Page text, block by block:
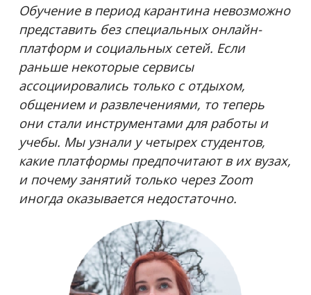
Обучение в период карантина невозможно
представить без специальных онлайн-
платформ и социальных сетей. Если
раньше некоторые сервисы
ассоциировались только с отдыхом,
общением и развлечениями, то теперь
они стали инструментами для работы и
учебы. Мы узнали у четырех студентов,
какие платформы предпочитают в их вузах,
и почему занятий только через Zoom
иногда оказывается недостаточно.